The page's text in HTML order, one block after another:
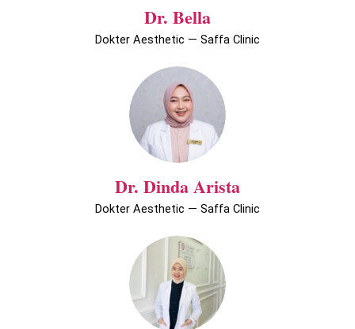
Dr. Bella
Dokter Aesthetic — Saffa Clinic
Dr. Dinda Arista
Dokter Aesthetic — Saffa Clinic